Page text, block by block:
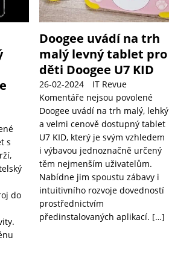
s
do
Doogee uvádí na trh
malý levný tablet pro
děti Doogee U7 KID
26-02-2024
IT Revue
Komentáře nejsou povolené
Doogee uvádí na trh malý, lehký
a velmi cenově dostupný tablet
U7 KID, který je svým vzhledem
i výbavou jednoznačně určený
těm nejmenším uživatelům.
Nabídne jim spoustu zábavy i
intuitivního rozvoje dovedností
prostřednictvím
předinstalovaných aplikací. […]